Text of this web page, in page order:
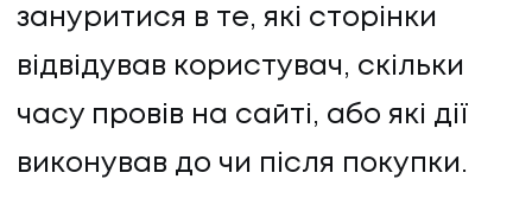
зануритися в те, які сторінки
відвідував користувач, скільки
часу провів на сайті, або які дії
виконував до чи після покупки.